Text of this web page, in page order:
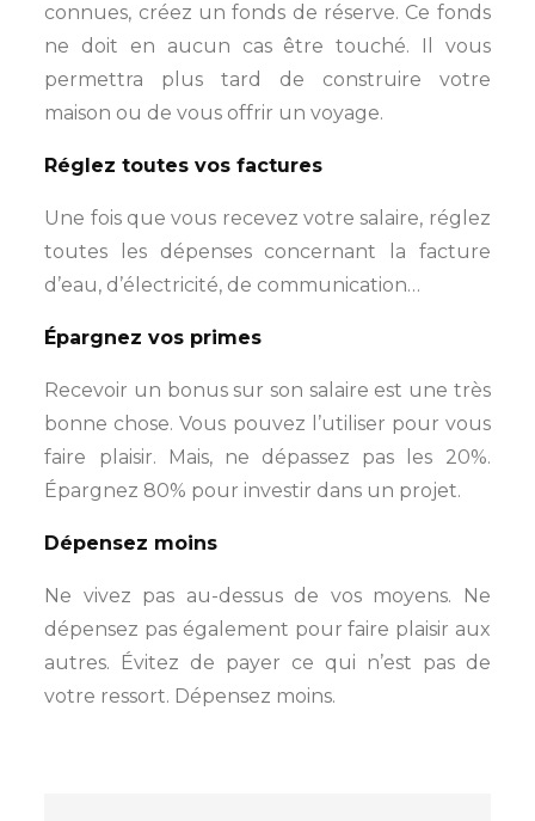
connues, créez un fonds de réserve. Ce fonds
ne doit en aucun cas être touché. Il vous
permettra plus tard de construire votre
maison ou de vous offrir un voyage.
Réglez toutes vos factures
Une fois que vous recevez votre salaire, réglez
toutes les dépenses concernant la facture
d’eau, d’électricité, de communication…
Épargnez vos primes
Recevoir un bonus sur son salaire est une très
bonne chose. Vous pouvez l’utiliser pour vous
faire plaisir. Mais, ne dépassez pas les 20%.
Épargnez 80% pour investir dans un projet.
Dépensez moins
Ne vivez pas au-dessus de vos moyens. Ne
dépensez pas également pour faire plaisir aux
autres. Évitez de payer ce qui n’est pas de
votre ressort. Dépensez moins.